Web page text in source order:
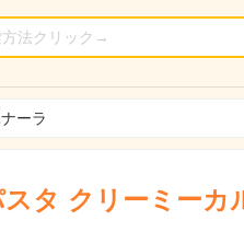
ーラ
タ クリーミーカ